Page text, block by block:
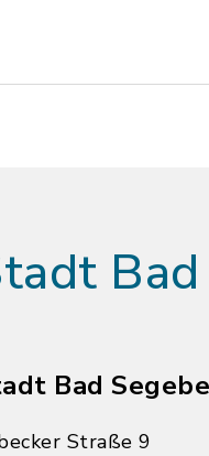
Bad
Straße 9